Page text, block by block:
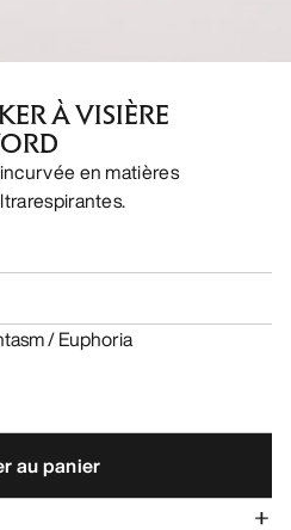
À VISIÈRE
en matières
/ Euphoria
au panier